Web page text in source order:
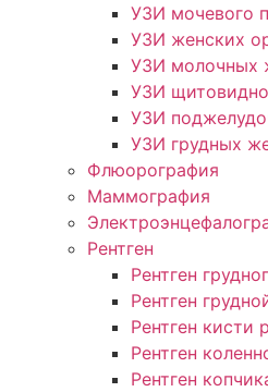
УЗИ мочевого
УЗИ женских
УЗИ молочных
УЗИ
УЗИ
УЗИ грудных
Флюорография
Маммография
Рентген
Рентген
Рентген
Рентген кисти
Рентген
Рентген